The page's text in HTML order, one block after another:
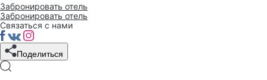
Забронировать отель
Забронировать отель
Связаться с нами
Поделиться